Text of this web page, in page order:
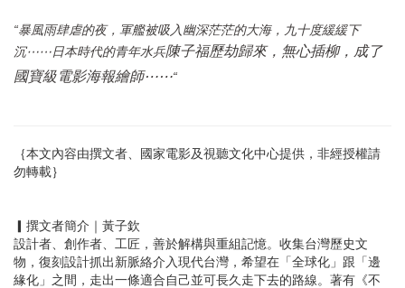
“暴風雨肆虐的夜，軍艦被吸入幽深茫茫的大海，九十度緩緩下
沉⋯⋯日本時代的青年水兵陳子福歷劫歸來，無心插柳，成了
國寶級電影海報繪師⋯⋯“
｛本文內容由撰文者、國家電影及視聽文化中心提供，非經授權請
勿轉載｝
▎撰文者簡介｜黃子欽
設計者、創作者、工匠，善於解構與重組記憶。收集台灣歷史文
物，復刻設計抓出新脈絡介入現代台灣，希望在「全球化」跟「邊
緣化」之間，走出一條適合自己並可長久走下去的路線。著有《不